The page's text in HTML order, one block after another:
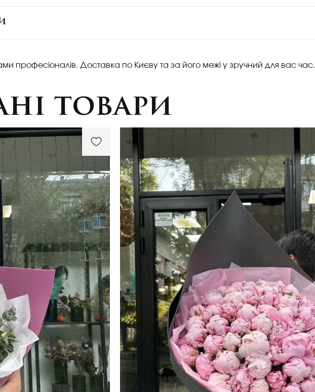
професіоналів. Доставка по Києву та за його межі у зручний для вас час.
товари